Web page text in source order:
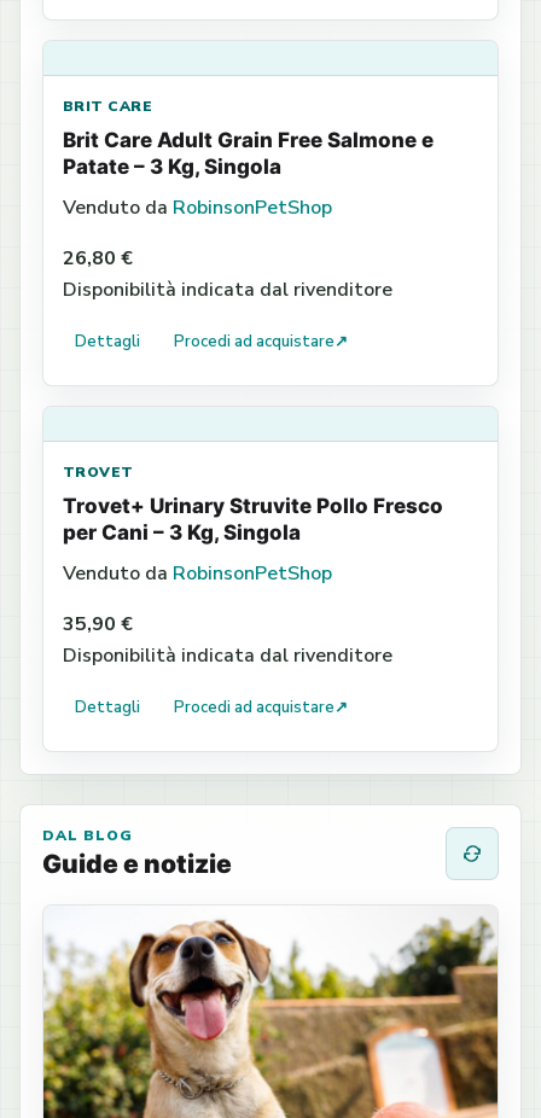
BRIT CARE
Brit Care Adult Grain Free Salmone e
Patate – 3 Kg, Singola
Venduto da RobinsonPetShop
26,80 €
Disponibilità indicata dal rivenditore
Dettagli Procedi ad acquistare↗
TROVET
Trovet+ Urinary Struvite Pollo Fresco
per Cani – 3 Kg, Singola
Venduto da RobinsonPetShop
35,90 €
Disponibilità indicata dal rivenditore
Dettagli Procedi ad acquistare↗
DAL BLOG
Guide e notizie